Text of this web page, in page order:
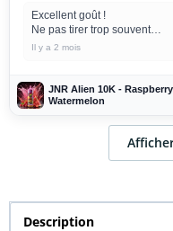
Excellent goût !
Ne pas tirer trop souvent
dessus au risque de cramer
Il y a 2 mois
JNR Alien 10K - Raspberry
Watermelon
Description